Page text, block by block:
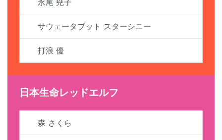
永尾 尭子
サウェータブット スターシニー
打浪 優
日本生命レッドエルフ
森 さくら